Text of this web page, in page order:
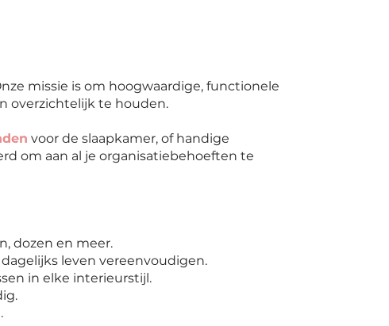
missie is om hoogwaardige, functionele
overzichtelijk te houden.
voor de slaapkamer, of handige
om aan al je organisatiebehoeften te
dozen en meer.
leven vereenvoudigen.
in elke interieurstijl.